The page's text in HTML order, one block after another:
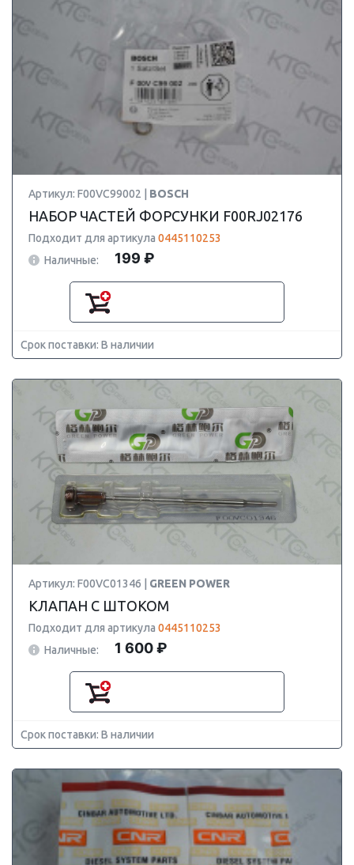
Артикул: F00VC99002 | BOSCH
НАБОР ЧАСТЕЙ ФОРСУНКИ F00RJ02176
Подходит для артикула 0445110253
Наличные:
199 ₽
Срок поставки: В наличии
Артикул: F00VC01346 | GREEN POWER
КЛАПАН С ШТОКОМ
Подходит для артикула 0445110253
Наличные:
1 600 ₽
Срок поставки: В наличии